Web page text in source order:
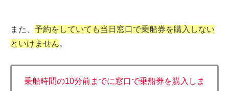
また、 予約をしていても当日窓口で乗船券を購入しない
といけません。
乗船時間の10分前までに窓口で乗船券を購入しま